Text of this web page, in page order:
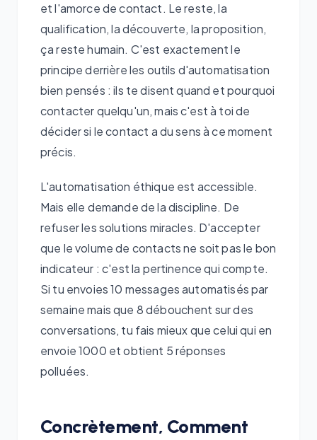
et l'amorce de contact. Le reste, la
qualification, la découverte, la proposition,
ça reste humain. C'est exactement le
principe derrière les outils d'automatisation
bien pensés : ils te disent quand et pourquoi
contacter quelqu'un, mais c'est à toi de
décider si le contact a du sens à ce moment
précis.
L'automatisation éthique est accessible.
Mais elle demande de la discipline. De
refuser les solutions miracles. D'accepter
que le volume de contacts ne soit pas le bon
indicateur : c'est la pertinence qui compte.
Si tu envoies 10 messages automatisés par
semaine mais que 8 débouchent sur des
conversations, tu fais mieux que celui qui en
envoie 1000 et obtient 5 réponses
polluées.
Concrètement, Comment